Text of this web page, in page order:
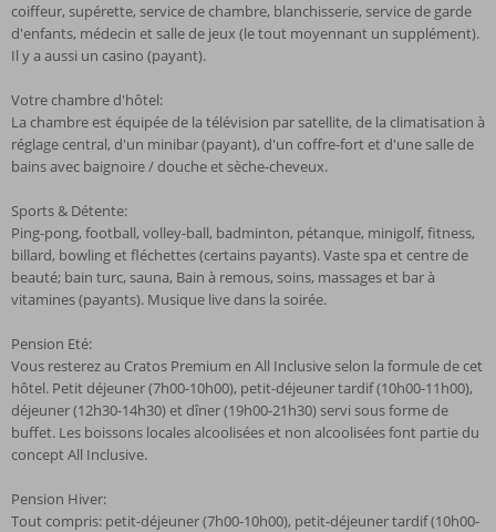
coiffeur, supérette, service de chambre, blanchisserie, service de garde
d'enfants, médecin et salle de jeux (le tout moyennant un supplément).
Il y a aussi un casino (payant).
Votre chambre d'hôtel:
La chambre est équipée de la télévision par satellite, de la climatisation à
réglage central, d'un minibar (payant), d'un coffre-fort et d'une salle de
bains avec baignoire / douche et sèche-cheveux.
Sports & Détente:
Ping-pong, football, volley-ball, badminton, pétanque, minigolf, fitness,
billard, bowling et fléchettes (certains payants). Vaste spa et centre de
beauté; bain turc, sauna, Bain à remous, soins, massages et bar à
vitamines (payants). Musique live dans la soirée.
Pension Eté:
Vous resterez au Cratos Premium en All Inclusive selon la formule de cet
hôtel. Petit déjeuner (7h00-10h00), petit-déjeuner tardif (10h00-11h00),
déjeuner (12h30-14h30) et dîner (19h00-21h30) servi sous forme de
buffet. Les boissons locales alcoolisées et non alcoolisées font partie du
concept All Inclusive.
Pension Hiver:
Tout compris: petit-déjeuner (7h00-10h00), petit-déjeuner tardif (10h00-